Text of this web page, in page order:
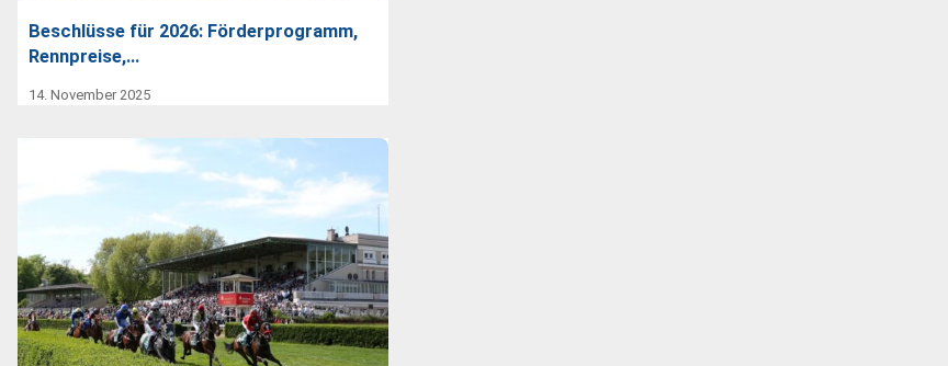
Beschlüsse für 2026: Förderprogramm,
Rennpreise,…
14. November 2025